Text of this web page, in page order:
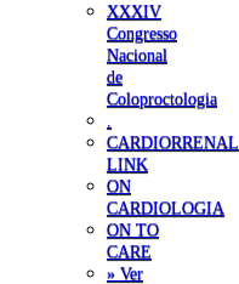
XXXIV
Congresso
Nacional
de
Coloproctologia
CARDIORRENAL
LINK
ON
CARDIOLOGIA
ON TO
CARE
» Ver